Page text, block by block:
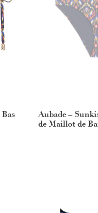
de Maillot de
Lire la suite